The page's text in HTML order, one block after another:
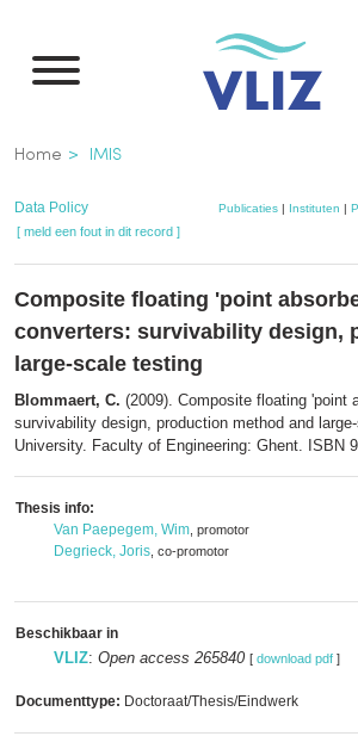
naar
inhoud
gaan
Kruimelpad
Home IMIS
Data Policy Publicaties | Instituten |
[ meld een fout in dit record ]
Composite floating 'point
converters: survivability design,
large-scale testing
Blommaert, C. (2009). Composite floating 'point
survivability design, production method and
University. Faculty of Engineering: Ghent. ISBN
Thesis info:
Van Paepegem, Wim , promotor
Degrieck, Joris , co-promotor
Beschikbaar in
VLIZ: Open access 265840 [ download pdf ]
Documenttype: Doctoraat/Thesis/Eindwerk